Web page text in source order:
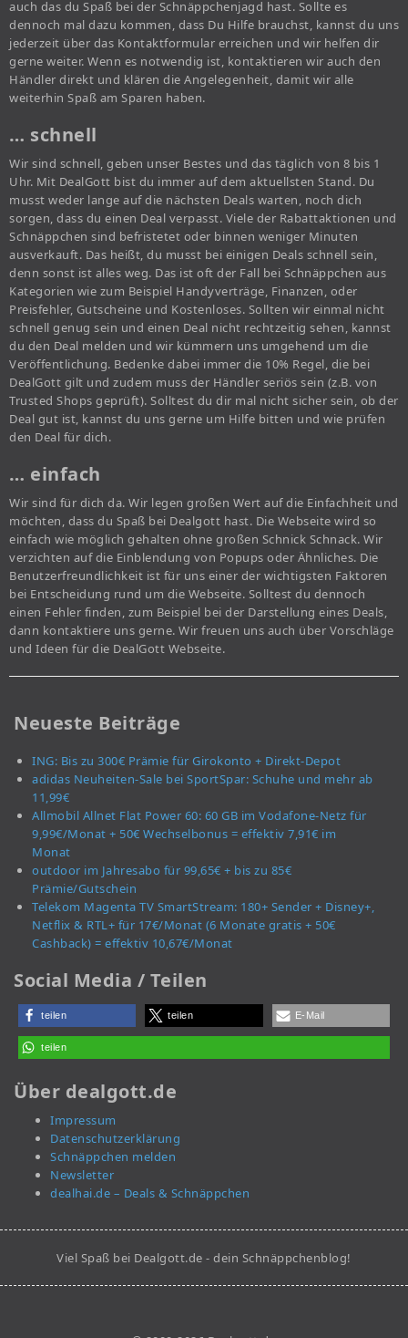
auch das du Spaß bei der Schnäppchenjagd hast. Sollte es
dennoch mal dazu kommen, dass Du Hilfe brauchst, kannst du uns
jederzeit über das Kontaktformular erreichen und wir helfen dir
gerne weiter. Wenn es notwendig ist, kontaktieren wir auch den
Händler direkt und klären die Angelegenheit, damit wir alle
weiterhin Spaß am Sparen haben.
… schnell
Wir sind schnell, geben unser Bestes und das täglich von 8 bis 1
Uhr. Mit DealGott bist du immer auf dem aktuellsten Stand. Du
musst weder lange auf die nächsten Deals warten, noch dich
sorgen, dass du einen Deal verpasst. Viele der Rabattaktionen und
Schnäppchen sind befristetet oder binnen weniger Minuten
ausverkauft. Das heißt, du musst bei einigen Deals schnell sein,
denn sonst ist alles weg. Das ist oft der Fall bei Schnäppchen aus
Kategorien wie zum Beispiel Handyverträge, Finanzen, oder
Preisfehler, Gutscheine und Kostenloses. Sollten wir einmal nicht
schnell genug sein und einen Deal nicht rechtzeitig sehen, kannst
du den Deal melden und wir kümmern uns umgehend um die
Veröffentlichung. Bedenke dabei immer die 10% Regel, die bei
DealGott gilt und zudem muss der Händler seriös sein (z.B. von
Trusted Shops geprüft). Solltest du dir mal nicht sicher sein, ob der
Deal gut ist, kannst du uns gerne um Hilfe bitten und wie prüfen
den Deal für dich.
… einfach
Wir sind für dich da. Wir legen großen Wert auf die Einfachheit und
möchten, dass du Spaß bei Dealgott hast. Die Webseite wird so
einfach wie möglich gehalten ohne großen Schnick Schnack. Wir
verzichten auf die Einblendung von Popups oder Ähnliches. Die
Benutzerfreundlichkeit ist für uns einer der wichtigsten Faktoren
bei Entscheidung rund um die Webseite. Solltest du dennoch
einen Fehler finden, zum Beispiel bei der Darstellung eines Deals,
dann kontaktiere uns gerne. Wir freuen uns auch über Vorschläge
und Ideen für die DealGott Webseite.
Neueste Beiträge
ING: Bis zu 300€ Prämie für Girokonto + Direkt-Depot
adidas Neuheiten-Sale bei SportSpar: Schuhe und mehr ab
11,99€
Allmobil Allnet Flat Power 60: 60 GB im Vodafone-Netz für
9,99€/Monat + 50€ Wechselbonus = effektiv 7,91€ im
Monat
outdoor im Jahresabo für 99,65€ + bis zu 85€
Prämie/Gutschein
Telekom Magenta TV SmartStream: 180+ Sender + Disney+,
Netflix & RTL+ für 17€/Monat (6 Monate gratis + 50€
Cashback) = effektiv 10,67€/Monat
Social Media / Teilen
teilen teilen E-Mail
teilen
Über dealgott.de
Impressum
Datenschutzerklärung
Schnäppchen melden
Newsletter
dealhai.de – Deals & Schnäppchen
Viel Spaß bei Dealgott.de - dein Schnäppchenblog!